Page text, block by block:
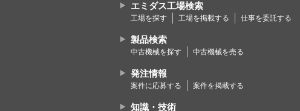
エミダス工場検索
工場を探す 工場を掲載する 仕事を委託する
製品検索
中古機械を探す 中古機械を売る
発注情報
案件に応募する 案件を掲載する
知識・技術